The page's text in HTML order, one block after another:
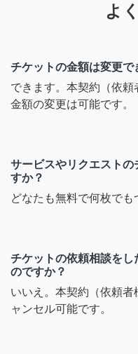
よ
チケットの金額は変更で
できます。本契約（依頼
金額の変更は可能です。
サービスやリクエストの
すか？
どなたも無料で何枚でも
チケットの依頼相談を
のですか？
いいえ。本契約（依頼
ャンセル可能です。